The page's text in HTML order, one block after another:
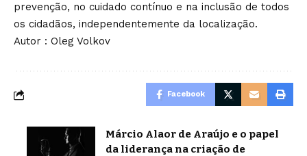
prevenção, no cuidado contínuo e na inclusão de todos
os cidadãos, independentemente da localização.
Autor : Oleg Volkov
Facebook
Márcio Alaor de Araújo e o papel
da liderança na criação de